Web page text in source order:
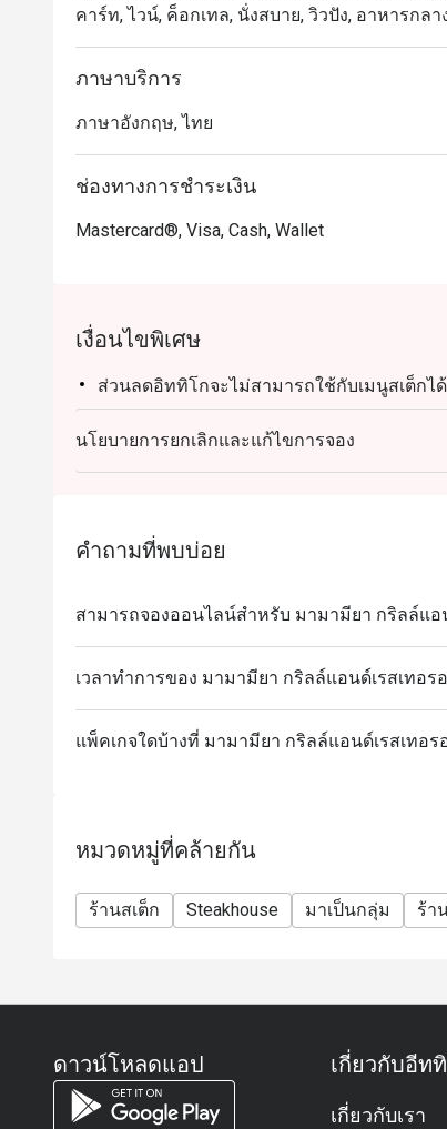
คาร์ท, ไวน์, ค็อกเทล, นั่งสบาย, วิวปัง, อาหารกลา
ภาษาบริการ
ภาษาอังกฤษ, ไทย
ช่องทางการชำระเงิน
Mastercard®, Visa, Cash, Wallet
เงื่อนไขพิเศษ
ส่วนลดอิททิโกจะไม่สามารถใช้กับเมนูสเต็กได้
นโยบายการยกเลิกและแก้ไขการจอง
คำถามที่พบบ่อย
สามารถจองออนไลน์สำหรับ มามามียา กริลล์แอ
เวลาทำการของ มามามียา กริลล์แอนด์เรสเทอร
แพ็คเกจใดบ้างที่ มามามียา กริลล์แอนด์เรสเทอร
หมวดหมู่ที่คล้ายกัน
ร้านสเต็ก Steakhouse มาเป็นกลุ่ม ร้า
ดาวน์โหลดแอป เกี่ยวกับอีท
เกี่ยวกับเรา